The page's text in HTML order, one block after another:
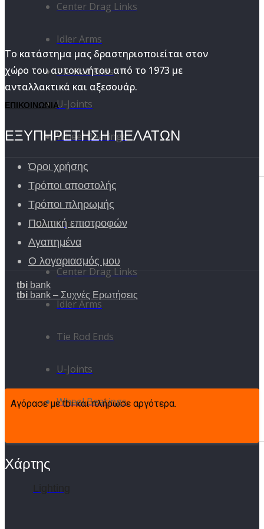
Center Drag Links
Idler Arms
Tie Rod Ends
U-Joints
Wheel Bearings
Steering
Center Drag Links
Idler Arms
Tie Rod Ends
U-Joints
Wheel Bearings
Το κατάστημα μας δραστηριοποιείται στον
χώρο του αυτοκινήτου από το 1973 με
ανταλλακτικά και αξεσουάρ.
ΕΠΙΚΟΙΝΩΝΙΑ
ΕΞΥΠΗΡΕΤΗΣΗ ΠΕΛΑΤΩΝ
Όροι χρήσης
Τρόποι αποστολής
Τρόποι πληρωμής
Πολιτική επιστροφών
Αγαπημένα
Ο λογαριασμός μου
tbi bank
tbi bank – Συχνές Ερωτήσεις
Αγόρασε με tbi και πλήρωσε αργότερα.
Χάρτης